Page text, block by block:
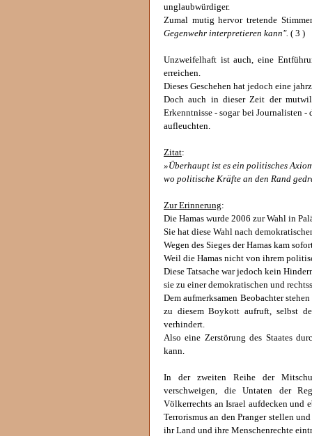
unglaubwürdiger.
Zumal mutig hervor tretende
Gegenwehr interpretieren kann". ( 3 )
Unzweifelhaft ist auch, eine
erreichen.
Dieses Geschehen hat jedoch eine
Doch auch in dieser Zeit der
Erkenntnisse - sogar bei Journalisten
aufleuchten.
Zitat:
»Überhaupt ist es ein politisches
wo politische Kräfte an den Rand
Zur Erinnerung:
Die Hamas wurde 2006 zur Wahl in
Sie hat diese Wahl nach
Wegen des Sieges der Hamas kam
Weil die Hamas nicht von ihrem
Diese Tatsache war jedoch kein
sie zu einer demokratischen und
Dem aufmerksamen Beobachter
zu diesem Boykott aufruft, selbst
verhindert.
Also eine Zerstörung des Staates
kann.
In der zweiten Reihe der
verschweigen, die Untaten der
Völkerrechts an Israel aufdecken und
Terrorismus an den Pranger stellen
ihr Land und ihre Menschenrechte